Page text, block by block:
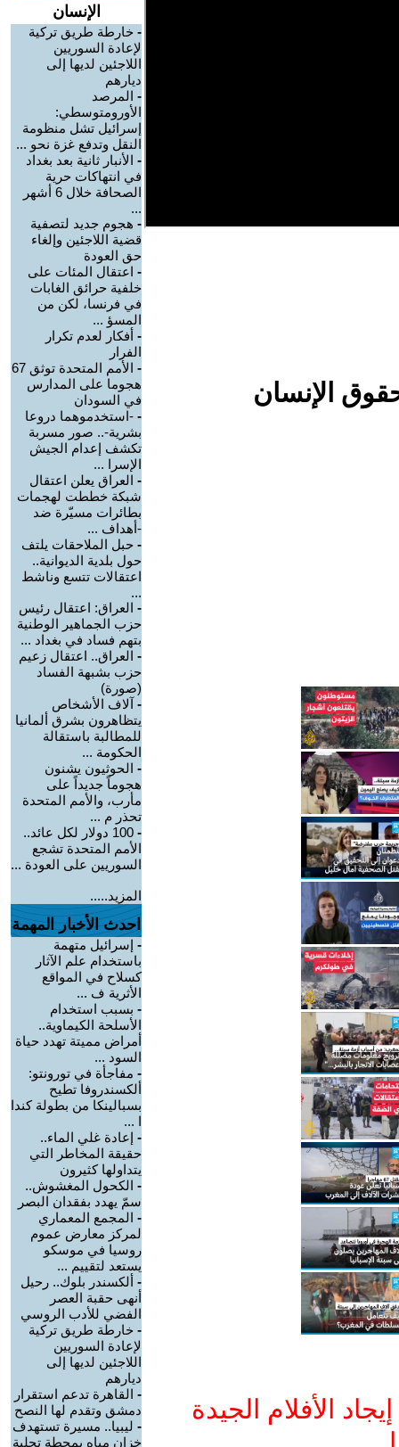
الإنسان
الأفلام الجيدة
الإنسان
- خارطة طريق تركية
لإعادة السوريين
اللاجئين لديها إلى
ديارهم
- المرصد
الأورومتوسطي:
إسرائيل تشل منظومة
النقل وتدفع غزة نحو ...
- الأنبار ثانية بعد بغداد
في انتهاكات حرية
الصحافة خلال 6 أشهر
...
- هجوم جديد لتصفية
قضية اللاجئين وإلغاء
حق العودة
- اعتقال المئات على
خلفية حرائق الغابات
في فرنسا، لكن من
المسؤ ...
- أفكار لعدم تكرار
الفرار
-
الأمم المتحدة توثق 67
هجوما على المدارس
في السودان
- -استخدموهما دروعا
بشرية-.. صور مسربة
تكشف إعدام الجيش
الإسرا ...
- العراق يعلن اعتقال
شبكة خططت لهجمات
بطائرات مسيّرة ضد
-أهداف ...
- حبل الملاحقات يلتف
حول بلدية الديوانية..
اعتقالات تتسع وناشط
...
- العراق: اعتقال رئيس
حزب الجماهير الوطنية
بتهم فساد في بغداد ...
- العراق.. اعتقال زعيم
حزب بشبهة الفساد
(صورة)
- آلاف الأشخاص
يتظاهرون بشرق ألمانيا
للمطالبة باستقالة
الحكومة ...
- الحوثيون يشنون
هجوماً جديداً على
مأرب، والأمم المتحدة
تحذر م ...
-
100 دولار لكل عائد..
الأمم المتحدة تشجع
السوريين على العودة ...
المزيد.....
احدث الأخبار المهمة
- إسرائيل متهمة
باستخدام علم الآثار
كسلاح في المواقع
الأثرية ف ...
- بسبب استخدام
الأسلحة الكيماوية..
أمراض مميتة تهدد حياة
السود ...
- مفاجأة في تورونتو:
ألكسندروفا تطيح
بسبالينكا من بطولة كندا
ا ...
- إعادة غلي الماء..
حقيقة المخاطر التي
يتداولها كثيرون
- الكحول المغشوش..
سمّ يهدد بفقدان البصر
- المجمع المعماري
لمركز معارض عموم
روسيا في موسكو
يستعد لتقييم ...
- ألكسندر بلوك.. رحيل
أنهى حقبة العصر
الفضي للأدب الروسي
- خارطة طريق تركية
لإعادة السوريين
اللاجئين لديها إلى
ديارهم
- القاهرة تدعم استقرار
دمشق وتقدم لها النصح
- ليبيا.. مسيرة تستهدف
خزان مياه بمحطة تحلية